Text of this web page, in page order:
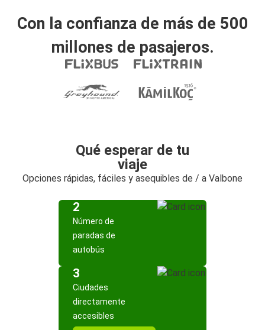
Con la confianza de más de 500
millones de pasajeros.
Qué esperar de tu
viaje
Opciones rápidas, fáciles y asequibles de / a Valbone
2
Número de
paradas de
autobús
3
Ciudades
directamente
accesibles